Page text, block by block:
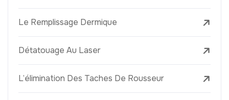
Le Remplissage Dermique
Détatouage Au Laser
L’élimination Des Taches De Rousseur